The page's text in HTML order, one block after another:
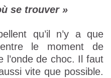
se trouver »
qu’il n’y a que
le moment de
l’onde de choc. Il faut
vite que possible.